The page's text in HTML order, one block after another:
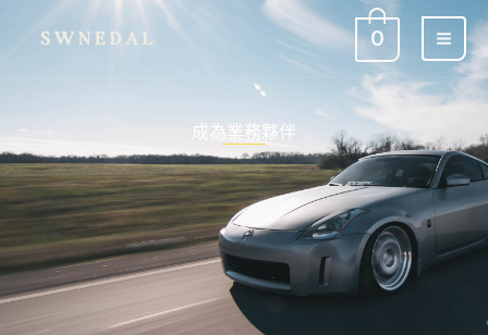
容
0
成為業務夥伴